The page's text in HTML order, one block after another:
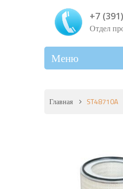
+7
Отдел
Главная ST48710A